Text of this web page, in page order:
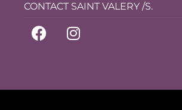
CONTACT SAINT VALERY /S.